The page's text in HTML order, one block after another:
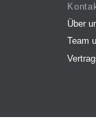
Über
Team